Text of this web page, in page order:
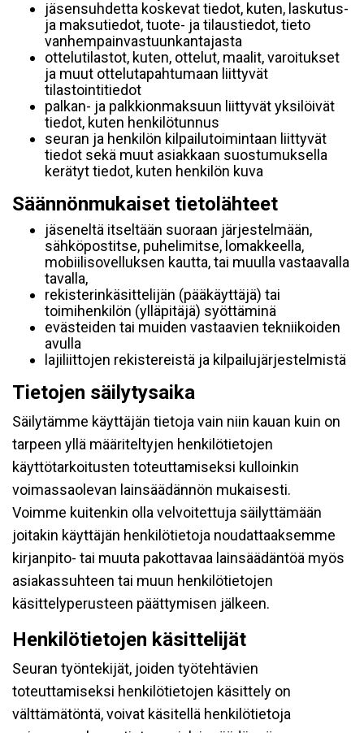
jäsensuhdetta koskevat tiedot, kuten, laskutus-
ja maksutiedot, tuote- ja tilaustiedot, tieto
vanhempainvastuunkantajasta
ottelutilastot, kuten, ottelut, maalit, varoitukset
ja muut ottelutapahtumaan liittyvät
tilastointitiedot
palkan- ja palkkionmaksuun liittyvät yksilöivät
tiedot, kuten henkilötunnus
seuran ja henkilön kilpailutoimintaan liittyvät
tiedot sekä muut asiakkaan suostumuksella
kerätyt tiedot, kuten henkilön kuva
Säännönmukaiset tietolähteet
jäseneltä itseltään suoraan järjestelmään,
sähköpostitse, puhelimitse, lomakkeella,
mobiilisovelluksen kautta, tai muulla vastaavalla
tavalla,
rekisterinkäsittelijän (pääkäyttäjä) tai
toimihenkilön (ylläpitäjä) syöttäminä
evästeiden tai muiden vastaavien tekniikoiden
avulla
lajiliittojen rekistereistä ja kilpailujärjestelmistä
Tietojen säilytysaika
Säilytämme käyttäjän tietoja vain niin kauan kuin on
tarpeen yllä määriteltyjen henkilötietojen
käyttötarkoitusten toteuttamiseksi kulloinkin
voimassaolevan lainsäädännön mukaisesti.
Voimme kuitenkin olla velvoitettuja säilyttämään
joitakin käyttäjän henkilötietoja noudattaaksemme
kirjanpito- tai muuta pakottavaa lainsäädäntöä myös
asiakassuhteen tai muun henkilötietojen
käsittelyperusteen päättymisen jälkeen.
Henkilötietojen käsittelijät
Seuran työntekijät, joiden työtehtävien
toteuttamiseksi henkilötietojen käsittely on
välttämätöntä, voivat käsitellä henkilötietoja